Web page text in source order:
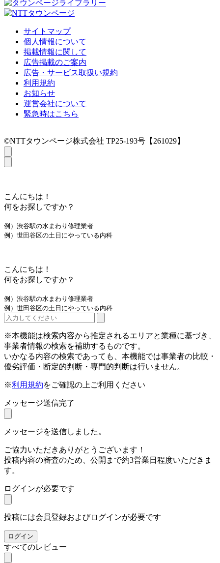
サイトマップ
個人情報について
掲載情報に関して
広告掲載のご案内
広告・サービス取扱い規約
利用規約
お知らせ
運営会社について
緊急時はこちら
©NTTタウンページ株式会社 TP25-193号【261029】
こんにちは！
何をお探しですか？
例）渋谷駅の水まわり修理業者
例）世田谷区の土日にやっている内科
こんにちは！
何をお探しですか？
例）渋谷駅の水まわり修理業者
例）世田谷区の土日にやっている内科
※本機能は検索内容から推定されるエリアと業種に基づき、
事業者情報の検索を補助するものです。
いかなる内容の検索であっても、本機能では事業者の比較・
優劣評価・断定的判断・専門的判断は行いません。
※利用規約をご確認の上ご利用ください
メッセージ送信完了
メッセージを送信しました。
ご協力いただきありがとうございます！
投稿内容の審査のため、公開まで約3営業日程度いただきま
す。
ログインが必要です
投稿には会員登録およびログインが必要です
ログイン
すべてのレビュー